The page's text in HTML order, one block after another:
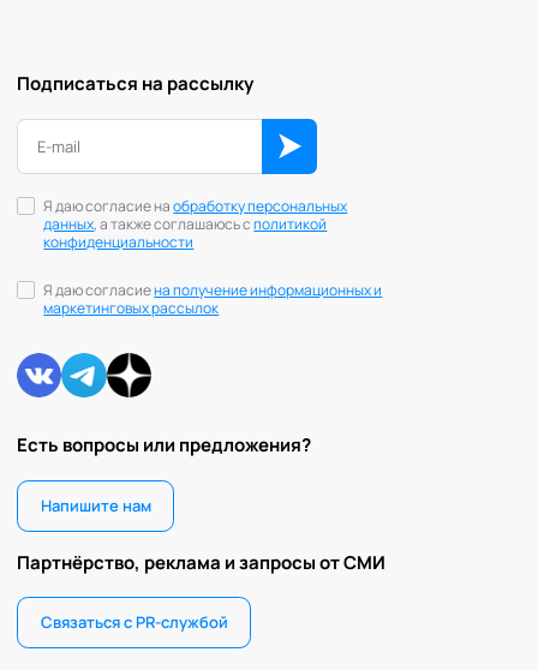
Есть вопросы или предложения?
Напишите нам
Партнёрство, реклама и запросы от СМИ
Связаться с PR-службой
Подписаться на рассылку
Я даю согласие наобработку персональных
данных, а также соглашаюсь сполитикой
конфиденциальности
Я даю согласиена получение информационных и
маркетинговых рассылок